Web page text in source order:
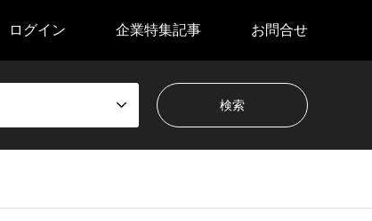
ログイン 企業特集記事 お問合せ